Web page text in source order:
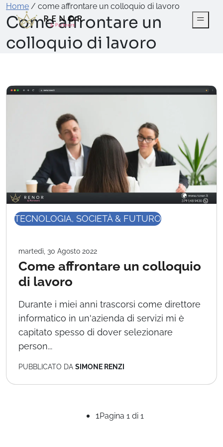
Home / come affrontare un colloquio di lavoro
Come affrontare un
colloquio di lavoro
TECNOLOGIA, SOCIETÀ & FUTURO
martedì, 30 Agosto 2022
Come affrontare un colloquio
di lavoro
Durante i miei anni trascorsi come direttore
informatico in un'azienda di servizi mi è
capitato spesso di dover selezionare
person...
PUBBLICATO DA SIMONE RENZI
1Pagina 1 di 1